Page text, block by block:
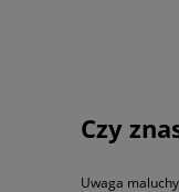
Czy
Uwaga